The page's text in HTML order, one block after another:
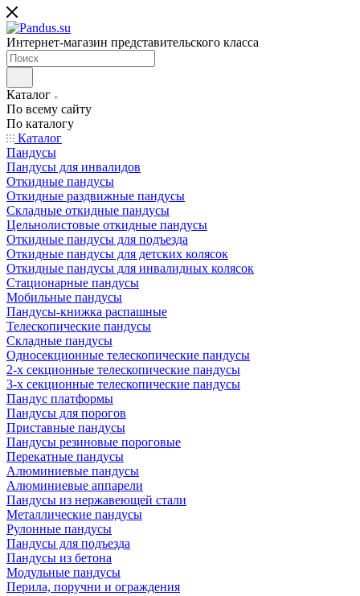
Интернет-магазин представительского класса
Каталог
По всему сайту
По каталогу
Каталог
Пандусы
Пандусы для инвалидов
Откидные пандусы
Откидные раздвижные пандусы
Складные откидные пандусы
Цельнолистовые откидные пандусы
Откидные пандусы для подъезда
Откидные пандусы для детских колясок
Откидные пандусы для инвалидных колясок
Стационарные пандусы
Мобильные пандусы
Пандусы-книжка распашные
Телескопические пандусы
Складные пандусы
Односекционные телескопические пандусы
2-х секционные телескопические пандусы
3-х секционные телескопические пандусы
Пандус платформы
Пандусы для порогов
Приставные пандусы
Пандусы резиновые пороговые
Перекатные пандусы
Алюминиевые пандусы
Алюминиевые аппарели
Пандусы из нержавеющей стали
Металлические пандусы
Рулонные пандусы
Пандусы для подъезда
Пандусы из бетона
Модульные пандусы
Перила, поручни и ограждения